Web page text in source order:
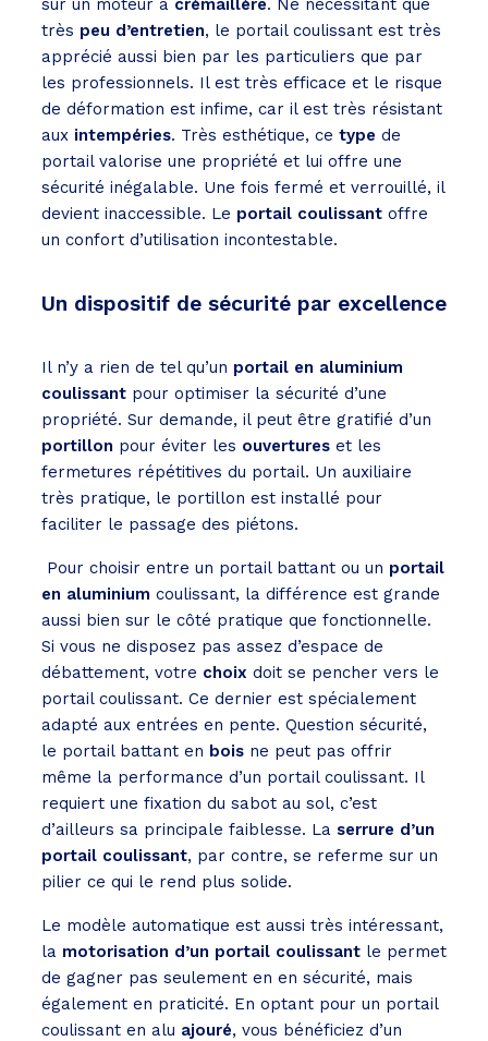
sur un moteur à crémaillère. Ne nécessitant que
très peu d’entretien, le portail coulissant est très
apprécié aussi bien par les particuliers que par
les professionnels. Il est très efficace et le risque
de déformation est infime, car il est très résistant
aux intempéries. Très esthétique, ce type de
portail valorise une propriété et lui offre une
sécurité inégalable. Une fois fermé et verrouillé, il
devient inaccessible. Le portail coulissant offre
un confort d’utilisation incontestable.
Un dispositif de sécurité par excellence
Il n’y a rien de tel qu’un portail en aluminium
coulissant pour optimiser la sécurité d’une
propriété. Sur demande, il peut être gratifié d’un
portillon pour éviter les ouvertures et les
fermetures répétitives du portail. Un auxiliaire
très pratique, le portillon est installé pour
faciliter le passage des piétons.
Pour choisir entre un portail battant ou un portail
en aluminium coulissant, la différence est grande
aussi bien sur le côté pratique que fonctionnelle.
Si vous ne disposez pas assez d’espace de
débattement, votre choix doit se pencher vers le
portail coulissant. Ce dernier est spécialement
adapté aux entrées en pente. Question sécurité,
le portail battant en bois ne peut pas offrir
même la performance d’un portail coulissant. Il
requiert une fixation du sabot au sol, c’est
d’ailleurs sa principale faiblesse. La serrure d’un
portail coulissant, par contre, se referme sur un
pilier ce qui le rend plus solide.
Le modèle automatique est aussi très intéressant,
la motorisation d’un portail coulissant le permet
de gagner pas seulement en en sécurité, mais
également en praticité. En optant pour un portail
coulissant en alu ajouré, vous bénéficiez d’un